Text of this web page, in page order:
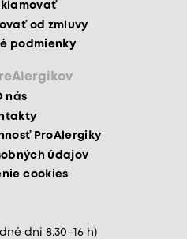
od zmluvy
podmienky
nás
ProAlergiky
údajov
cookies
dni 8.30–16 h)